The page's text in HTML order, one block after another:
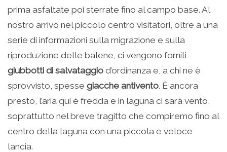
prima asfaltate poi sterrate fino al campo base. Al
nostro arrivo nel piccolo centro visitatori, oltre a una
serie di informazioni sulla migrazione e sulla
riproduzione delle balene, ci vengono forniti
giubbotti di salvataggio d’ordinanza e, a chi ne è
sprovvisto, spesse giacche antivento. È ancora
presto, l’aria qui è fredda e in laguna ci sarà vento,
soprattutto nel breve tragitto che compiremo fino al
centro della laguna con una piccola e veloce
lancia.